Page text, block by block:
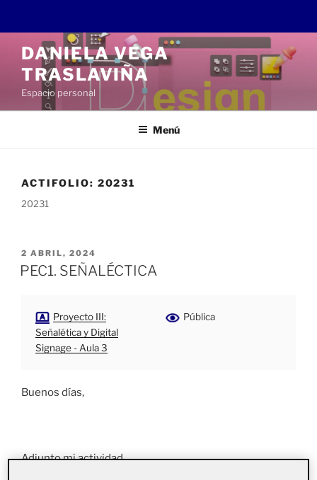
contenido
DANIELA VEGA
TRASLAVIÑA
Espacio personal
Menú
ACTIFOLIO: 20231
20231
PUBLICADO
EL
2 ABRIL, 2024
PEC1. SEÑALÉCTICA
Proyecto III:
Señalética y Digital
Signage - Aula 3
Pública
Buenos días,
Adjunto mi actividad,